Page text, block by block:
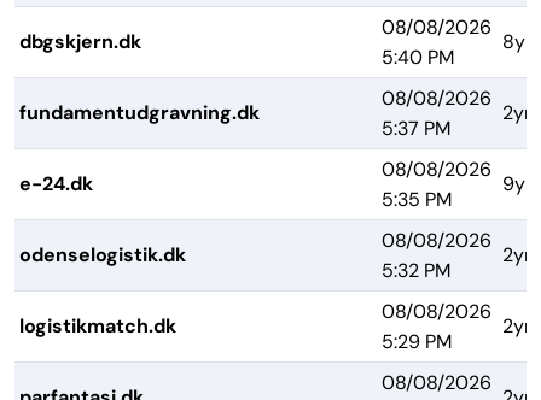
dbgskjern.dk
08/08/2026
5:40 PM
8yrs
fundamentudgravning.dk
08/08/2026
5:37 PM
2yrs
e-24.dk
08/08/2026
5:35 PM
9yrs
odenselogistik.dk
08/08/2026
5:32 PM
2yrs
logistikmatch.dk
08/08/2026
5:29 PM
2yrs
08/08/2026